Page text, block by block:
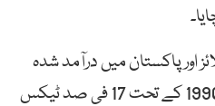
اور پاکستان میں درآمد شدہ
سامان پر سیلز ٹیکس ایکٹ 1990 کے تحت 17 فی صد ٹیکس